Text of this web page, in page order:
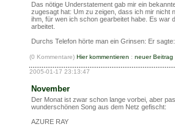
Das nötige Understatement gab mir ein
zugesagt hat: Um zu zeigen, dass ich mir nicht
ihm, für wen ich schon gearbeitet habe. Es war
arbeitet.
Durchs Telefon hörte man ein Grinsen: Er
(0 Kommentare) Hier kommentieren : neuer Beitrag
2005-01-17 23:13:47
November
Der Monat ist zwar schon lange vorbei, aber
wunderschönen Song aus dem Netz gefischt:
AZURE RAY